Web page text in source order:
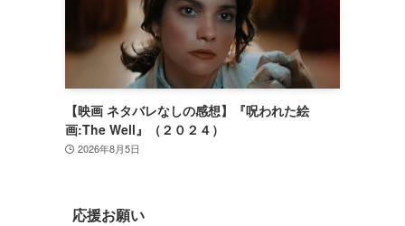
【映画 ネタバレなしの感想】『呪われた絵
画:The Well』（２０２４）
2026年8月5日
応援お願い